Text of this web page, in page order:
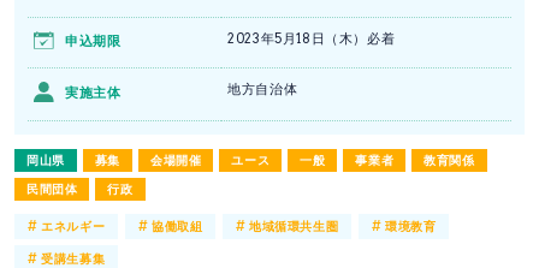
岡山県 募集 会場開催 ユース 一般 事業者
教育関係
民間団体
行政
申込期限 2023年5月18日（木）必着
実施主体 地方自治体
#エネルギー # 協働取組 #地域循環共生圏 # 環境教育
#受講生募集